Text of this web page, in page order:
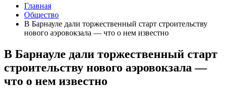
Главная
Общество
В Барнауле дали торжественный старт строительству
нового аэровокзала — что о нем известно
В Барнауле дали торжественный старт
строительству нового аэровокзала —
что о нем известно